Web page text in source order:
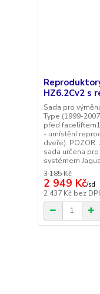
HZ6.2Cv2 s
Sada pro
Type (1999-
před
- umístění
dveře).
sada určena
systémem
3 185 Kč
2 949 Kč/sd
2 437 Kč bez